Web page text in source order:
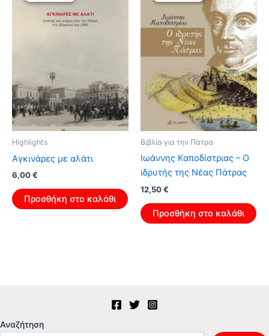
Highlights
Αγκινάρες με αλάτι
Original
was:
9,60 €.
6,00€
τιμή
είναι:
Προσθήκη στο καλάθι
Βιβλία για την Πάτρα
Ιωάννης Καποδίστριας – Ο
ιδρυτής της Νέας Πάτρας
Original
was:
20,00 €.
12,50€
τιμή
είναι:
Προσθήκη στο καλάθι
Αναζήτηση